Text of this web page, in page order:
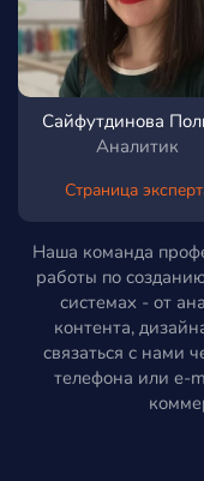
Сайфутдинова
Аналитик
Страница
Наша команда
работы по
системах - от
контента,
связаться с нами
телефона или e-